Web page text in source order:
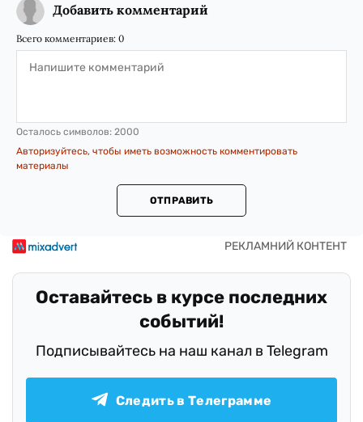
Добавить комментарий
Всего комментариев: 0
Осталось символов: 2000
Авторизуйтесь, чтобы иметь возможность комментировать
материалы
ОТПРАВИТЬ
Оставайтесь в курсе последних
событий!
Подписывайтесь на наш канал в Telegram
Следить в Телеграмме